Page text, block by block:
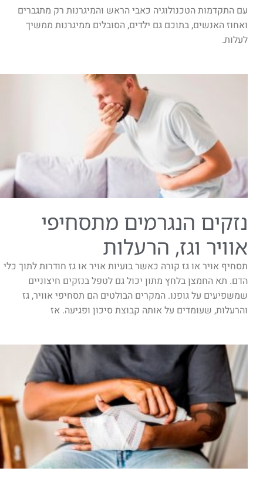
עם התקדמות הטכנולוגיה כאבי הראש והמיגרנות רק מתגברים
ואחוז האנשים, בתוכם גם ילדים, הסובלים ממיגרנות ממשיך
לעלות.
נזקים הנגרמים מתסחיפי
אוויר וגז, הרעלות
תסחיף אויר או גז קורה כאשר בועיות אויר או גז חודרות לתוך כלי
הדם. תא החמצן בלחץ מתון יכול גם לטפל בנזקים חיצוניים
שמשפיעים על גופנו. המקרים הבולטים הם תסחיפי אוויר, גז
והרעלות, שעומדים על אותה קבוצת סיכון ופגיעה. אז